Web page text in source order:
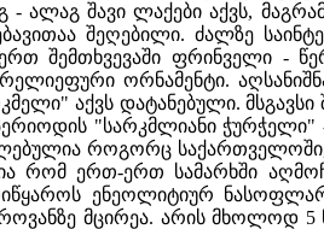
ალაგ შავი ლაქები აქვს,
შეღებილი. ძალზე
შემთხვევაში ფრინველი -
ორნამენტი.
აქვს დატანებული.
"სარკმლიანი ჭურჭელი" -
როგორც
რომ ერთ-ერთ სამარხში
ენეოლიტიურ
მცირეა. არის მხოლოდ